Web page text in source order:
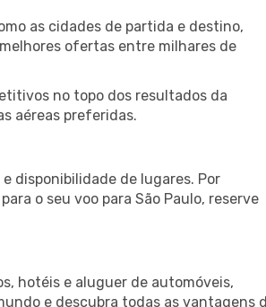
as cidades de partida e destino,
ofertas entre milhares de
no topo dos resultados da
aéreas preferidas.
disponibilidade de lugares. Por
o seu voo para São Paulo, reserve
hotéis e aluguer de automóveis,
e descubra todas as vantagens